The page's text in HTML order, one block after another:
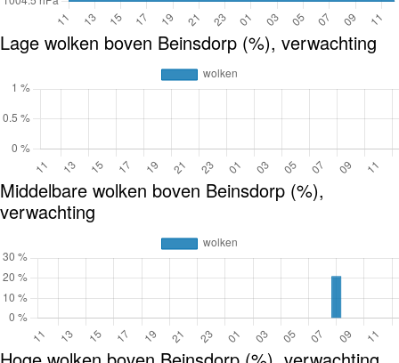
Lage wolken boven Beinsdorp (%), verwachting
Middelbare wolken boven Beinsdorp (%),
verwachting